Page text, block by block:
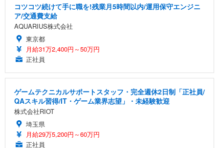
コツコツ続けて手に職を!残業月5時間以内/運用保守エンジニ
ア/交通費支給
AQUARIUS株式会社
東京都
月給31万2,400円～50万円
正社員
ゲームテクニカルサポートスタッフ・完全週休2日制「正社員/
QAスキル習得/IT・ゲーム業界志望」・未経験歓迎
株式会社RIOT
埼玉県
月給29万5,200円～60万円
正社員